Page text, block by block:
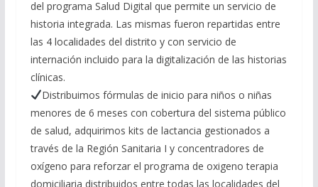
del programa Salud Digital que permite un servicio de
historia integrada. Las mismas fueron repartidas entre
las 4 localidades del distrito y con servicio de
internación incluido para la digitalización de las historias
clínicas.
Distribuimos fórmulas de inicio para niños o niñas
menores de 6 meses con cobertura del sistema público
de salud, adquirimos kits de lactancia gestionados a
través de la Región Sanitaria I y concentradores de
oxígeno para reforzar el programa de oxigeno terapia
domiciliaria distribuidos entre todas las localidades del